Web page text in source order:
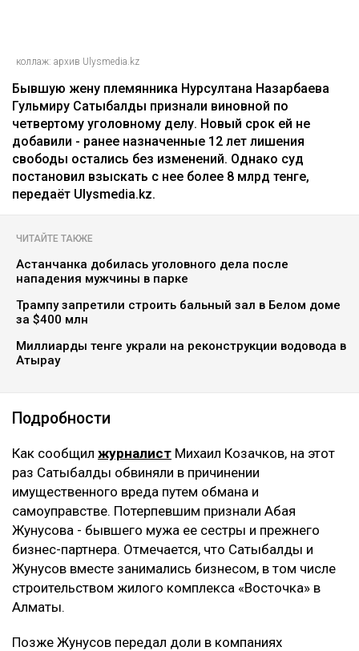
коллаж: архив Ulysmedia.kz
Бывшую жену племянника Нурсултана Назарбаева
Гульмиру Сатыбалды признали виновной по
четвертому уголовному делу. Новый срок ей не
добавили - ранее назначенные 12 лет лишения
свободы остались без изменений. Однако суд
постановил взыскать с нее более 8 млрд тенге,
передаёт Ulysmedia.kz.
ЧИТАЙТЕ ТАКЖЕ
Астанчанка добилась уголовного дела после
нападения мужчины в парке
Трампу запретили строить бальный зал в Белом доме
за $400 млн
Миллиарды тенге украли на реконструкции водовода в
Атырау
Подробности
Как сообщил журналист Михаил Козачков, на этот
раз Сатыбалды обвиняли в причинении
имущественного вреда путем обмана и
самоуправстве. Потерпевшим признали Абая
Жунусова - бывшего мужа ее сестры и прежнего
бизнес-партнера. Отмечается, что Сатыбалды и
Жунусов вместе занимались бизнесом, в том числе
строительством жилого комплекса «Восточка» в
Алматы.
Позже Жунусов передал доли в компаниях